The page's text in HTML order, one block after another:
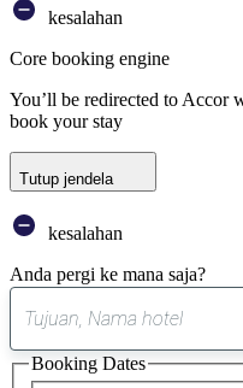
kesalahan
Core booking engine
You’ll be redirected to Accor
book your stay
Tutup jendela
kesalahan
Anda pergi ke mana saja?
Booking Dates